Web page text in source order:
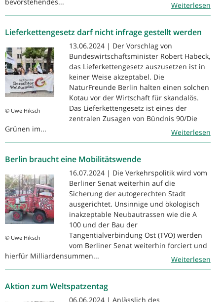
Weiterlesen
Lieferkettengesetz darf nicht infrage gestellt werden
© Uwe Hiksch
13.06.2024 | Der Vorschlag von
Bundeswirtschaftsminister Robert Habeck,
das Lieferkettengesetz auszusetzen ist in
keiner Weise akzeptabel. Die
NaturFreunde Berlin halten einen solchen
Kotau vor der Wirtschaft für skandalös.
Das Lieferkettengesetz ist eines der
zentralen Zusagen von Bündnis 90/Die
Grünen im...
Weiterlesen
Berlin braucht eine Mobilitätswende
© Uwe Hiksch
16.07.2024 | Die Verkehrspolitik wird vom
Berliner Senat weiterhin auf die
Sicherung der autogerechten Stadt
ausgerichtet. Unsinnige und ökologisch
inakzeptable Neubautrassen wie die A
100 und der Bau der
Tangentialverbindung Ost (TVO) werden
vom Berliner Senat weiterhin forciert und
hierfür Milliardensummen...
Weiterlesen
Aktion zum Weltspatzentag
06.06.2024 | Anlässlich des